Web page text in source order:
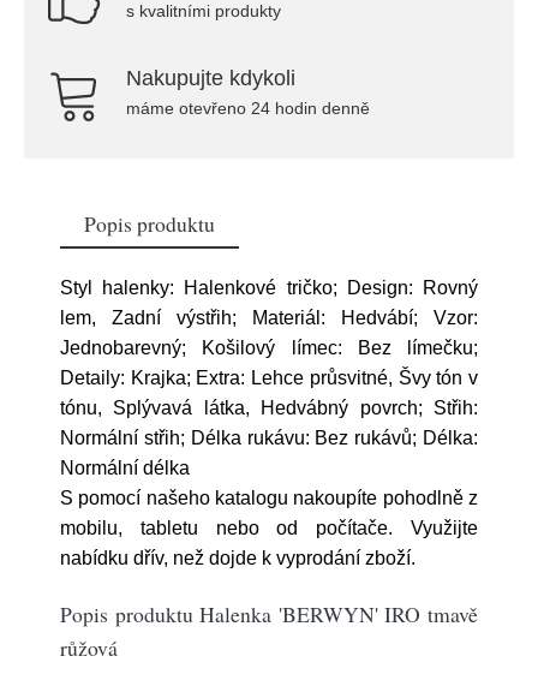
s kvalitními produkty
Nakupujte kdykoli
máme otevřeno 24 hodin denně
Popis produktu
Styl halenky: Halenkové tričko; Design: Rovný
lem, Zadní výstřih; Materiál: Hedvábí; Vzor:
Jednobarevný; Košilový límec: Bez límečku;
Detaily: Krajka; Extra: Lehce průsvitné, Švy tón v
tónu, Splývavá látka, Hedvábný povrch; Střih:
Normální střih; Délka rukávu: Bez rukávů; Délka:
Normální délka
S pomocí našeho katalogu nakoupíte pohodlně z
mobilu, tabletu nebo od počítače. Využijte
nabídku dřív, než dojde k vyprodání zboží.
Popis produktu Halenka 'BERWYN' IRO tmavě
růžová